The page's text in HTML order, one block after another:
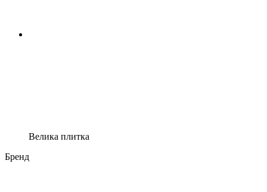
Велика плитка
Бренд